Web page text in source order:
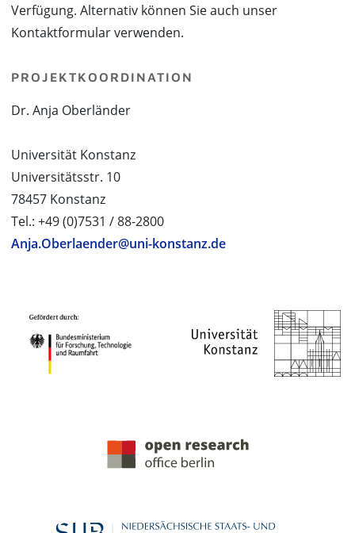
Verfügung. Alternativ können Sie auch unser
Kontaktformular verwenden.
PROJEKTKOORDINATION
Dr. Anja Oberländer
Universität Konstanz
Universitätsstr. 10
78457 Konstanz
Tel.: +49 (0)7531 / 88-2800
Anja.Oberlaender@uni-konstanz.de